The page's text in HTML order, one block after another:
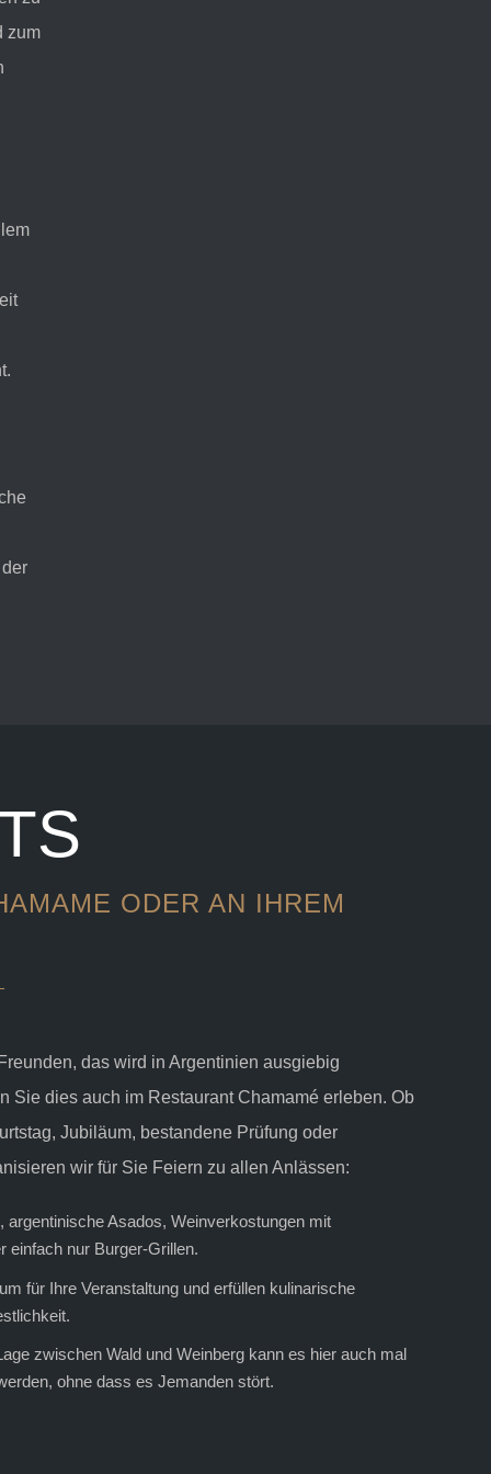
zum
ODER AN IHREM
das wird in Argentinien ausgiebig
Sie dies auch im Restaurant Chamamé erleben. Ob
Jubiläum, bestandene Prüfung oder
wir für Sie Feiern zu allen Anlässen:
argentinische Asados, Weinverkostungen mit
einfach nur Burger-Grillen.
für Ihre Veranstaltung und erfüllen kulinarische
zwischen Wald und Weinberg kann es hier auch mal
ohne dass es Jemanden stört.